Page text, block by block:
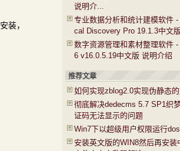
说明介...
专业数据分析和统计建模软件
cal Discovery Pro 19.1.3中文
数字资源管理和素材整理软件
6 v16.0.5.19中文版 说明介绍
推荐文章
如何实现zblog2.0实现伪静态
彻底解决dedecms 5.7 SP1织
证码无法显示的问题
Win7下以超级用户权限运行
安装英文版的WIN8然后再安装
装，